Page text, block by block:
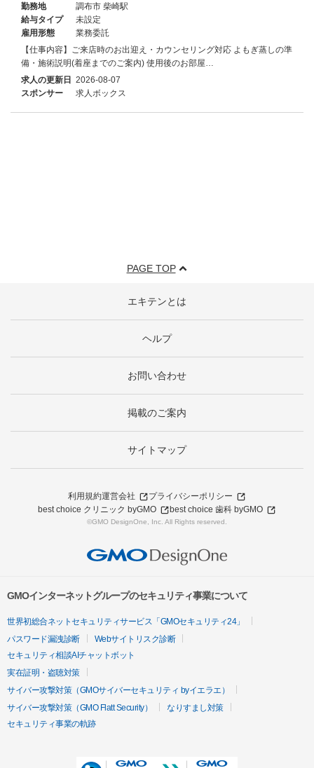
勤務地
調布市 柴崎駅
給与タイプ
未設定
雇用形態
業務委託
【仕事内容】ご来店時のお出迎え・カウンセリング対応 よもぎ蒸しの準
備・施術説明(着座までのご案内) 使用後のお部屋…
求人の更新日 2026-08-07
スポンサー
求人ボックス
PAGE TOP
エキテンとは
ヘルプ
お問い合わせ
掲載のご案内
サイトマップ
利用規約運営会社
プライバシーポリシー
best choice クリニック byGMO
best choice 歯科 byGMO
©GMO DesignOne, Inc. All Rights reserved.
GMOインターネットグループのセキュリティ事業について
世界初総合ネットセキュリティサービス「GMOセキュリティ24」
パスワード漏洩診断
Webサイトリスク診断
セキュリティ相談AIチャットボット
実在証明・盗聴対策
サイバー攻撃対策（GMOサイバーセキュリティ byイエラエ）
サイバー攻撃対策（GMO Flatt Security）
なりすまし対策
セキュリティ事業の軌跡